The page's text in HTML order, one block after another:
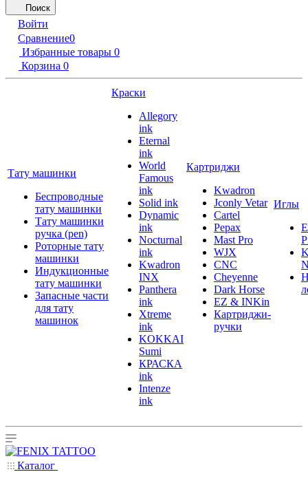
Поиск
Войти
Сравнение0
Избранные товары 0
Корзина 0
Тату машинки
Беспроводные
тату машинки
Тату машинки
ручка (pen)
Роторные тату
машинки
Индукционные
тату машинки
Запасные части
для тату
машинок
Краски
Allegory
ink
Eternal
ink
World
Famous
ink
Solid ink
Dynamic
ink
Nocturnal
ink
Kwadron
INX
Panthera
ink
Xtreme
ink
KOKKAI
Sumi
КРАСКА
ink
Intenze
ink
Картриджи
Kwadron
Jconly Vetar
Cartel
Pepax
Mast Pro
WJX
CNC
Cheyenne
Dark Horse
EZ & INKin
Картриджи-
ручки
Иглы
Каталог